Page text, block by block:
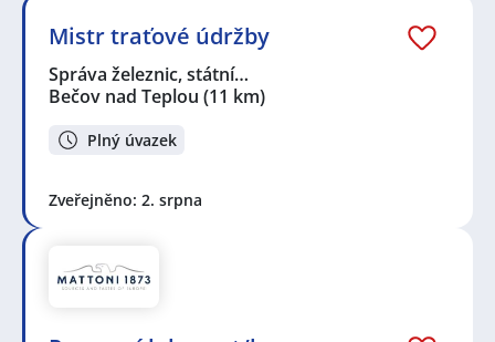
Mistr traťové údržby
Správa železnic, státní…
Bečov nad Teplou (11 km)
Plný úvazek
Zveřejněno: 2. srpna